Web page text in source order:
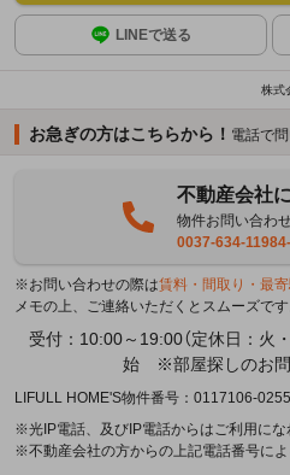
LINEで送る
株式
お急ぎの方はこちらから！ 電話で
不動産会社
物件お問い合わ
0037-634-
※お問い合わせの際は賃料・間取り・最
メモの上、ご連絡いただくとスムーズです
受付：10:00～19:00（定休日：火
始 ※部屋探しのお問
LIFULL HOME'S物件番号：0117106-
※光IP電話、及びIP電話からはご利用にな
※不動産会社の方からの上記電話番号によ